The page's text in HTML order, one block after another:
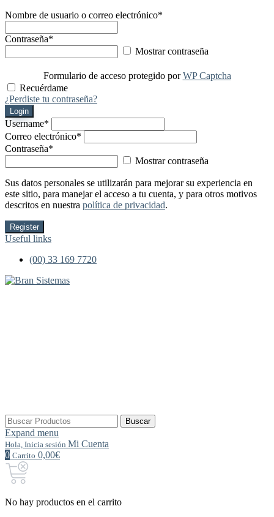
Nombre de usuario o correo electrónico*
Contraseña*
Mostrar contraseña
Formulario de acceso protegido porWP Captcha
Recuérdame
¿Perdiste tu contraseña?
Login
Username*
Correo electrónico*
Contraseña*
Mostrar contraseña
Sus datos personales se utilizarán para mejorar su experiencia en
este sitio, para manejar el acceso a tu cuenta, y para otros motivos
descritos en nuestra política de privacidad.
Register
Useful links
(00) 33 169 7720
Buscar
por:
Buscar
Expand menu
Hola, Inicia sesión Mi Cuenta
0 Carrito 0,00€
No hay productos en el carrito